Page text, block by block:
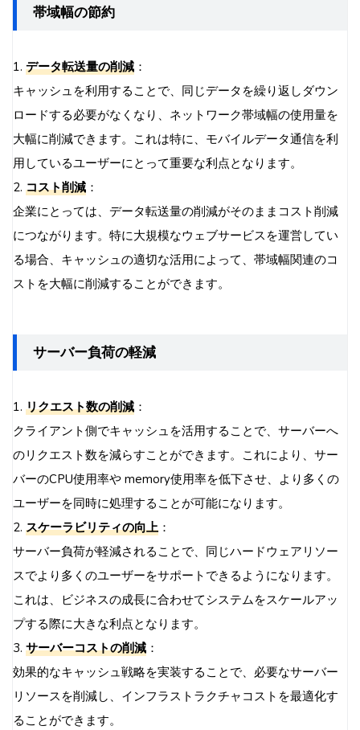
帯域幅の節約
1. データ転送量の削減 ：
キャッシュを利用することで、同じデータを繰り返しダウン
ロードする必要がなくなり、ネットワーク帯域幅の使用量を
大幅に削減できます。これは特に、モバイルデータ通信を利
用しているユーザーにとって重要な利点となります。
2. コスト削減 ：
企業にとっては、データ転送量の削減がそのままコスト削減
につながります。特に大規模なウェブサービスを運営してい
る場合、キャッシュの適切な活用によって、帯域幅関連のコ
ストを大幅に削減することができます。
サーバー負荷の軽減
1. リクエスト数の削減 ：
クライアント側でキャッシュを活用することで、サーバーへ
のリクエスト数を減らすことができます。これにより、サー
バーのCPU使用率や memory使用率を低下させ、より多くの
ユーザーを同時に処理することが可能になります。
2. スケーラビリティの向上 ：
サーバー負荷が軽減されることで、同じハードウェアリソー
スでより多くのユーザーをサポートできるようになります。
これは、ビジネスの成長に合わせてシステムをスケールアッ
プする際に大きな利点となります。
3. サーバーコストの削減 ：
効果的なキャッシュ戦略を実装することで、必要なサーバー
リソースを削減し、インフラストラクチャコストを最適化す
ることができます。